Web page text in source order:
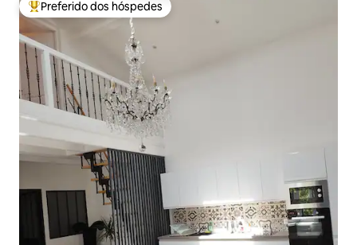
Entre os melhores preferidos dos hóspedes
Preferido dos hóspedes